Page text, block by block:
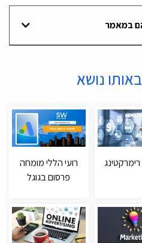
במאמר
נושא
רועי הללי מומחה
פרסום בגוגל